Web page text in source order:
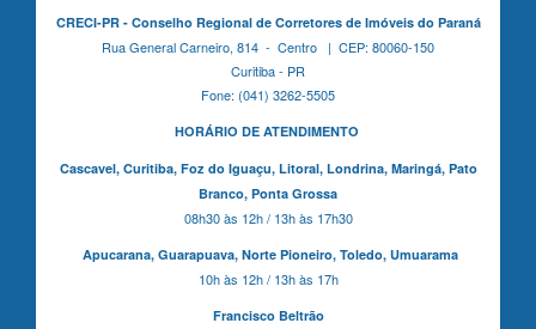
CRECI-PR - Conselho Regional de Corretores de Imóveis do Paraná
Rua General Carneiro, 814 - Centro | CEP: 80060-150
Curitiba - PR
Fone: (041) 3262-5505
HORÁRIO DE ATENDIMENTO
Cascavel, Curitiba,Foz do Iguaçu, Litoral, Londrina, Maringá, Pato
Branco, Ponta Grossa
08h30 às 12h / 13h às 17h30
Apucarana, Guarapuava, Norte Pioneiro, Toledo, Umuarama
10h às 12h / 13h às 17h
Francisco Beltrão